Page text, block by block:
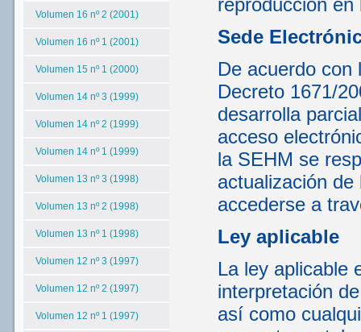
Volumen 16 nº 2 (2001)
Volumen 16 nº 1 (2001)
Volumen 15 nº 1 (2000)
Volumen 14 nº 3 (1999)
Volumen 14 nº 2 (1999)
Volumen 14 nº 1 (1999)
Volumen 13 nº 3 (1998)
Volumen 13 nº 2 (1998)
Volumen 13 nº 1 (1998)
Volumen 12 nº 3 (1997)
Volumen 12 nº 2 (1997)
Volumen 12 nº 1 (1997)
reproducción
Sede
De acuerdo con
Decreto 1671/
desarrolla
acceso
la SEHM se
actualización
accederse a
Ley aplicable
La ley aplicable
interpretación
así como